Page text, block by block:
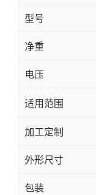
型号
净重
电压
适用范围
加工定制
外形尺寸
包装